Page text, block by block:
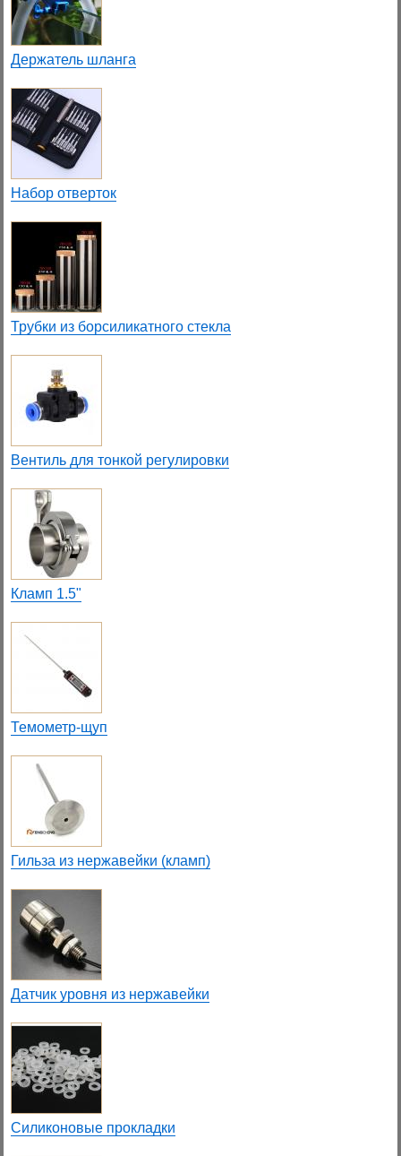
Держатель шланга
Набор отверток
Трубки из борсиликатного стекла
Вентиль для тонкой регулировки
Кламп 1.5"
Темометр-щуп
Гильза из нержавейки (кламп)
Датчик уровня из нержавейки
Силиконовые прокладки